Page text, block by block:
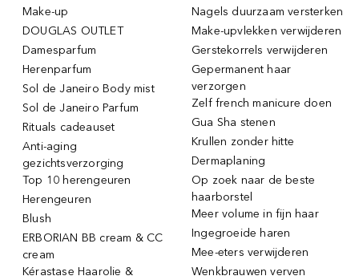
Make-up
DOUGLAS OUTLET
Damesparfum
Herenparfum
Sol de Janeiro Body mist
Sol de Janeiro Parfum
Rituals cadeauset
Anti-aging
gezichtsverzorging
Top 10 herengeuren
Herengeuren
Blush
ERBORIAN BB cream & CC
cream
Kérastase Haarolie &
Nagels duurzaam versterken
Make-upvlekken verwijderen
Gerstekorrels verwijderen
Gepermanent haar
verzorgen
Zelf french manicure doen
Gua Sha stenen
Krullen zonder hitte
Dermaplaning
Op zoek naar de beste
haarborstel
Meer volume in fijn haar
Ingegroeide haren
Mee-eters verwijderen
Wenkbrauwen verven